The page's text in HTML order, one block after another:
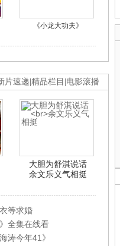
《小龙大功夫》
片速递 精品栏目 电影滚播
大胆为舒淇说话
余文乐义气相挺
等求婚
全集在线看
涛今年41》